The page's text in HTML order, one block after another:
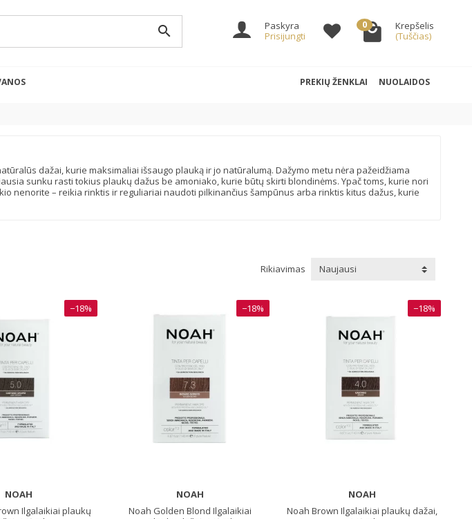
search
Paskyra
Prisijungti
0
Krepšelis
(Tuščias)
PREKIŲ ŽENKLAI NUOLAIDOS
dažai, kurie maksimaliai išsaugo plauką ir jo natūralumą. Dažymo metu nėra pažeidžiama
sunku rasti tokius plaukų dažus be amoniako, kurie būtų skirti blondinėms. Ypač toms, kurie nori
nenorite – reikia rinktis ir reguliariai naudoti pilkinančius šampūnus arba rinktis kitus dažus, kurie
Rikiavimas Naujausi
−18%
NOAH
Ilgalaikiai plaukų
−18%
NOAH
Noah Golden Blond Ilgalaikiai
−18%
NOAH
Noah Brown Ilgalaikiai plaukų dažai,